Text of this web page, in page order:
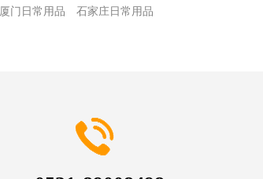
厦门日常用品
石家庄日常用品